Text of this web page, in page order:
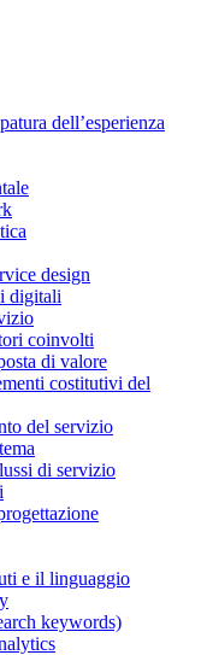
dell’esperienza
design
digitali
coinvolti
di valore
costitutivi del
del servizio
di servizio
e il linguaggio
keywords)